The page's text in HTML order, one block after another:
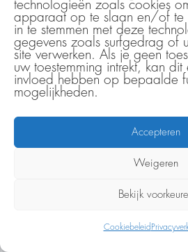
technologieën zoals cookies
apparaat op te slaan en/of te
in te stemmen met deze
gegevens zoals surfgedrag of
site verwerken. Als je geen
uw toestemming intrekt, kan
invloed hebben op bepaalde
mogelijkheden.
Accepteren
Weigeren
Bekijk
Cookiebeleid
IK ZIE VAAK DAT
DENKEN DAT ZE
10 maanden
Of aandacht voor hun